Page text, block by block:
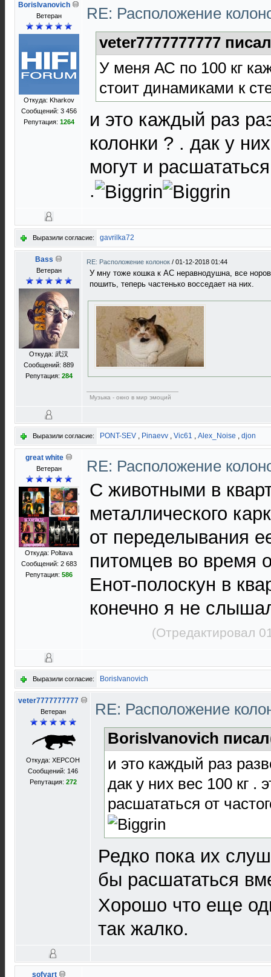
BorisIvanovich
Ветеран
Откуда: Kharkov
Сообщений: 3 456
Репутация: 1264
RE: Расположение
veter7777777777
У меня АС по 100 кг
стоит динамиками к
и это каждый раз
колонки ? . дак у
могут и
.
Выразили согласие: gavrilka72
Bass
Ветеран
Откуда: 武汉
Сообщений: 889
Репутация: 284
RE: Расположение колонок / 01-12-2018 01:44
У мну тоже кошка к АС неравнодушна, все
пошить, теперь частенько восседает на них.
Музыка - окно в мир эмоций
Выразили согласие: PONT-SEV , Pinaevv , Vic61 , Alex_Noise , djon
great white
Ветеран
Откуда: Poltava
Сообщений: 2 683
Репутация: 586
RE: Расположение
С животными в
металлического
от переделывания
питомцев во время
Енот-полоскун в
конечно я не
(Отредактировал
Выразили согласие: BorisIvanovich
veter7777777777
Ветеран
Откуда: XEРСОН
Сообщений: 146
Репутация: 272
RE: Расположение
BorisIvanovich
и это каждый раз
дак у них вес 100 кг .
расшататься от
Редко пока их
бы расшататься
Хорошо что еще
так жалко.
sofyart